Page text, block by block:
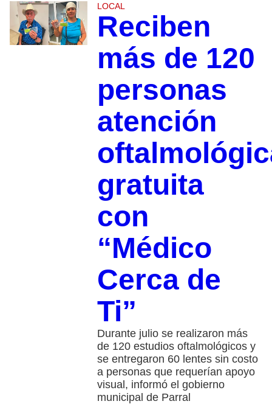
LOCAL
Reciben
más de 120
personas
atención
gratuita
con
“Médico
Cerca de
Ti”
Durante julio se realizaron más
de 120 estudios oftalmológicos y
se entregaron 60 lentes sin costo
a personas que requerían apoyo
visual, informó el gobierno
municipal de Parral